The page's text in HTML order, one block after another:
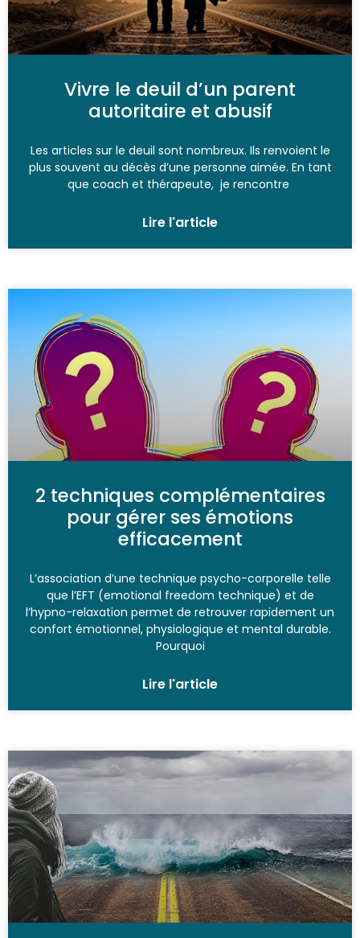
Vivre le deuil d’un parent
autoritaire et abusif
Les articles sur le deuil sont nombreux. Ils renvoient le
plus souvent au décès d’une personne aimée. En tant
que coach et thérapeute, je rencontre
Lire l'article
2 techniques complémentaires
pour gérer ses émotions
efficacement
L’association d’une technique psycho-corporelle telle
que l’EFT (emotional freedom technique) et de
l’hypno-relaxation permet de retrouver rapidement un
confort émotionnel, physiologique et mental durable.
Pourquoi
Lire l'article